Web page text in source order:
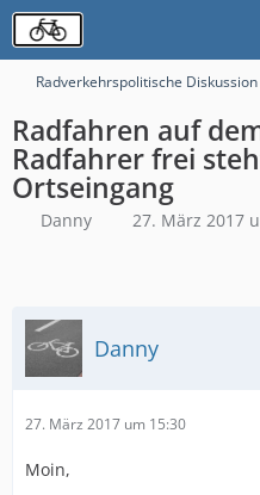
Radverkehrspolitische Diskussion
Radfahren auf
Radfahrer frei
Ortseingang
Danny 27. März 2017
Danny
27. März 2017 um 15:30
Moin,